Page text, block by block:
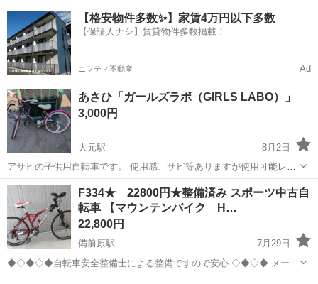
かつ軽量であり、そしてヒト化抗スキッド感触を持っています。 高強
度耐荷重、安全で安心、無はんだ接合部。 このバイクの高品質なブー
スターのトラックが15mm未満です...
岡山 岡山市 東岡山駅 マウンテンバイク
【格安物件多数✨】家賃4万円以下多数
【保証人ナシ】賃貸物件多数掲載！
ニフティ不動産 Ad
あさひ「ガールズラボ（GIRLS LABO）」
3,000円
大元駅
8月2日
アサヒの子供用自転車です。 使用感、サビ等ありますが使用可能レベ
ルです。 後ろのタイヤは空気抜けてます。 パンクかどうかは不明 お
早めにお願いしますm(_ _)m
岡山 岡山市 大元駅 マウンテンバイク
F334★ 22800円★整備済み スポーツ中古自
転車 【マウンテンバイク H…
22,800円
備前原駅
7月29日
◆◇◆◇◆自転車安全整備士による整備ですので安心 ◇◆◇◆ メーカ
ー HARO 車種 マウンテンバイク 車名 WERKS サイズ 26インチ 40㎝